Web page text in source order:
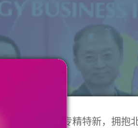
2022“聚焦专精特新，拥